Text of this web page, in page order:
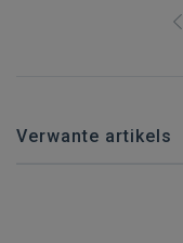
Verwante artikels